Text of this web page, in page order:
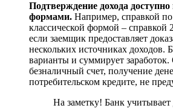
Подтверждение дохода
формами. Например, справкой
классической формой –
если заемщик предоставляет
нескольких источниках доходов.
варианты и суммирует заработок.
безналичный счет, получение
потребительском кредите, не
На заметку! Банк учитывает